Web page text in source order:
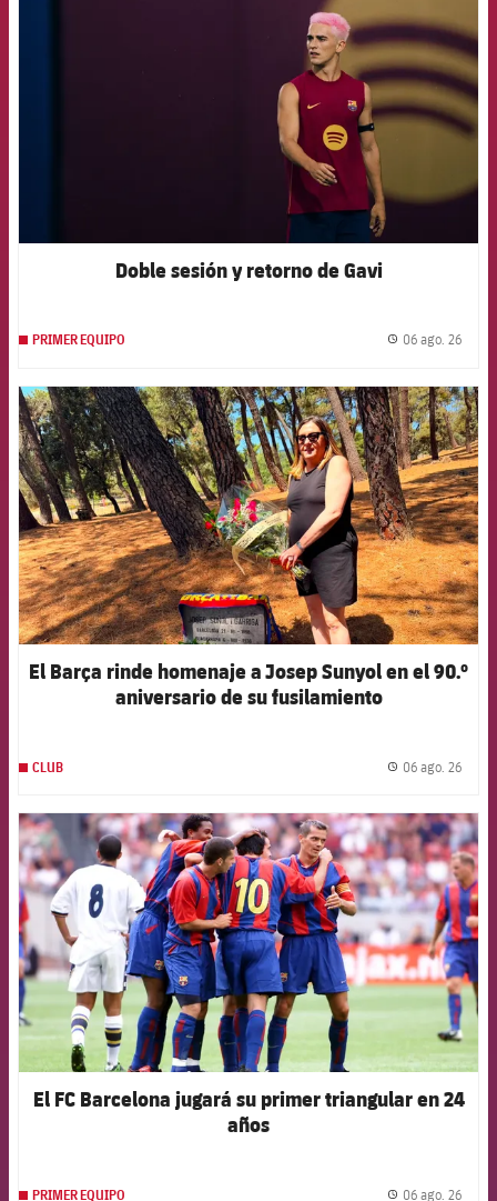
Doble sesión y retorno de Gavi
PRIMER EQUIPO 06 ago. 26
FCB Barcelona badge
El Barça rinde homenaje a Josep Sunyol en el 90.º
aniversario de su fusilamiento
CLUB 06 ago. 26
FCB Barcelona badge
El FC Barcelona jugará su primer triangular en 24
años
PRIMER EQUIPO 06 ago. 26